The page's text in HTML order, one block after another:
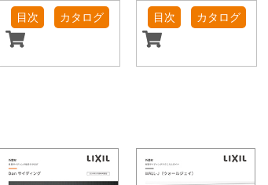
目次 カタログ 目次 カタログ